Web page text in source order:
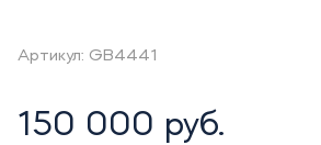
Артикул: GB4441
150 000 руб.